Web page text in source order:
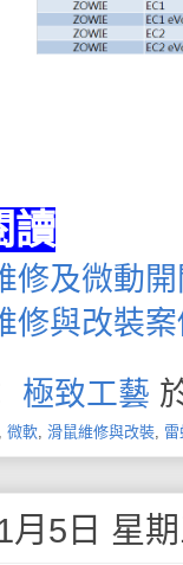
讀
修及微動
修與改裝案
極致工藝
微軟 滑鼠維修與改裝 雷
月5日 星